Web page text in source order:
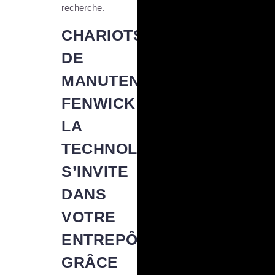
recherche.
CHARIOTS
DE
MANUTENTION
FENWICK :
LA
TECHNOLOGIE
S’INVITE
DANS
VOTRE
ENTREPÔT
GRÂCE